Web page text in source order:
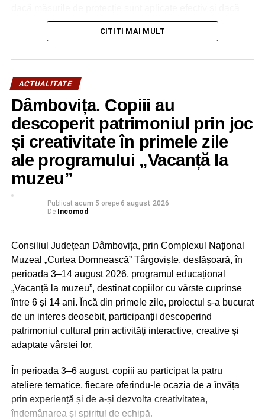
lucrătorii au fost informați și instruiți cu privire la riscurile
Totodată, au fost urmărite măsurile minime obligatorii pe
care angajatorii trebuie să le asigure în perioadele cu
temperaturi extreme:
– reducerea intensității efortului fizic,
– alternarea perioadelor de lucru cu pauze în locuri
umbrite sau ventilate,
– asigurarea unei cantități de 2-4 litri de apă potabilă
pentru fiecare lucrător pe schimb
– echipamente individuale de protecție adecvate și, acolo
personală.
legislația prevede adaptarea programului de lucru sau
întreruperea temporară a activității, în condițiile legii.
În cadrul acțiunilor desfășurate în această săptămână,
inspectorii ITM Dâmbovița au efectuat 24 de controale, în
principal la angajatori din domeniile agriculturii și
construcțiilor. În majoritatea unităților verificate, inspectorii
au constatat că angajatorii au conștientizat importanța
o atenție deosebită asigurării apei potabile și hidratării
corespunzătoare a lucrătorilor.
CITITI MAI MULT
ACTUALITATE
Dâmbovița. Copiii au
descoperit patrimoniul prin joc
și creativitate în primele zile
ale programului „Vacanță la
muzeu”
Publicat acum 5 orepe 6 august 2026
De Incomod
Consiliul Județean Dâmbovița, prin Complexul Național
Muzeal „Curtea Domnească” Târgoviște, desfășoară, în
perioada 3–14 august 2026, programul educațional
„Vacanță la muzeu”, destinat copiilor cu vârste cuprinse
între 6 și 14 ani. Încă din primele zile, proiectul s-a bucurat
de un interes deosebit, participanții descoperind
patrimoniul cultural prin activități interactive, creative și
adaptate vârstei lor.
În perioada 3–6 august, copiii au participat la patru
ateliere tematice, fiecare oferindu-le ocazia de a învăța
prin experiență și de a-și dezvolta creativitatea,
îndemânarea și spiritul de echipă.